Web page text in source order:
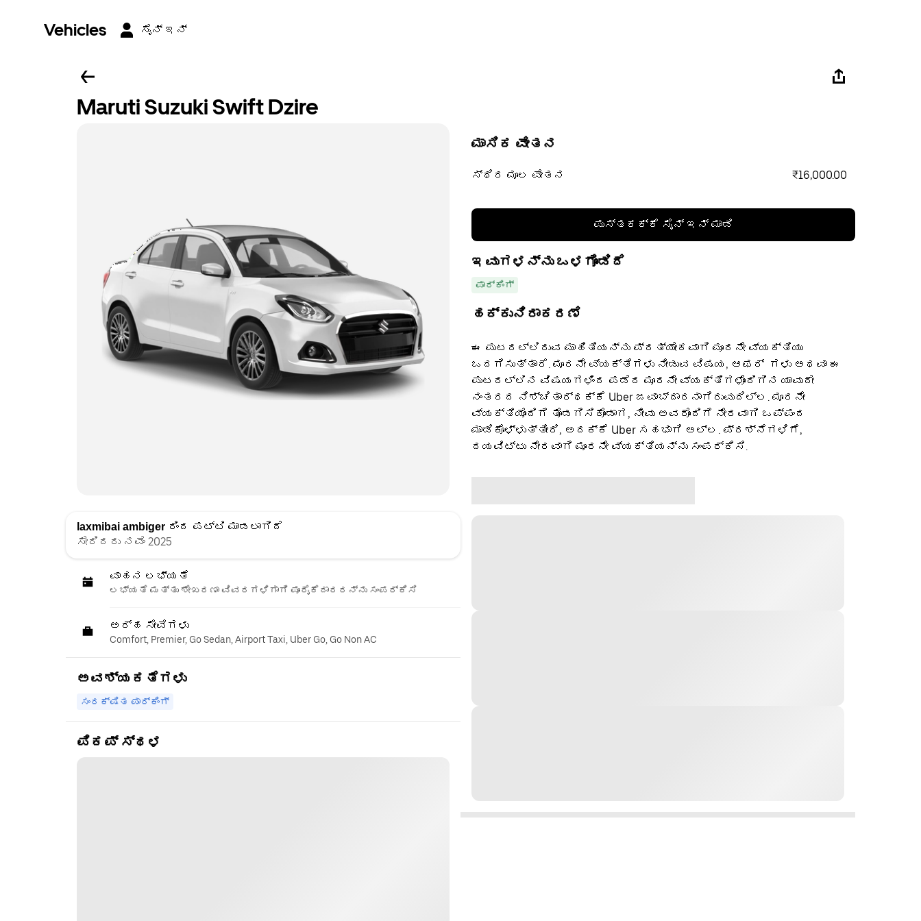
Vehicles ಸೈನ್ ಇನ್
Maruti Suzuki Swift Dzire
laxmibai ambiger ರಿಂದ ಪಟ್ಟಿ ಮಾಡಲಾಗಿದೆ
ಸೇರಿದರು ನವೆಂ 2025
ವಾಹನ ಲಭ್ಯತೆ
ಲಭ್ಯತೆ ಮತ್ತು ಶೇಖರಣಾ ವಿವರಗಳಿಗಾಗಿ ಪೂರೈಕೆದಾರರನ್ನು ಸಂಪರ್ಕಿಸಿ
ಅರ್ಹ ಸೇವೆಗಳು
Comfort, Premier, Go Sedan, Airport Taxi, Uber Go, Go Non AC
ಅವಶ್ಯಕತೆಗಳು
ಸಂರಕ್ಷಿತ ಪಾರ್ಕಿಂಗ್
ಪಿಕಪ್ ಸ್ಥಳ
ಮಾಸಿಕ ವೇತನ
ಸ್ಥಿರ ಮೂಲ ವೇತನ ₹16,000.00
ಪುಸ್ತಕಕ್ಕೆ ಸೈನ್ ಇನ್ ಮಾಡಿ
ಇವುಗಳನ್ನು ಒಳಗೊಂಡಿದೆ
ಪಾರ್ಕಿಂಗ್
ಹಕ್ಕುನಿರಾಕರಣೆ
ಈ ಪುಟದಲ್ಲಿರುವ ಮಾಹಿತಿಯನ್ನು ಪ್ರತ್ಯೇಕವಾಗಿ ಮೂರನೇ ವ್ಯಕ್ತಿಯು
ಒದಗಿಸುತ್ತಾರೆ. ಮೂರನೇ ವ್ಯಕ್ತಿಗಳು ನೀಡುವ ವಿಷಯ, ಆಫರ್ ‌ ಗಳು ಅಥವಾ ಈ
ಪುಟದಲ್ಲಿನ ವಿಷಯಗಳಿಂದ ಪಡೆದ ಮೂರನೇ ವ್ಯಕ್ತಿಗಳೊಂದಿಗಿನ ಯಾವುದೇ
ನಂತರದ ನಿಶ್ಚಿತಾರ್ಥಕ್ಕೆ Uber ಜವಾಬ್ದಾರನಾಗಿರುವುದಿಲ್ಲ. ಮೂರನೇ
ವ್ಯಕ್ತಿಯೊಂದಿಗೆ ತೊಡಗಿಸಿಕೊಂಡಾಗ, ನೀವು ಅವರೊಂದಿಗೆ ನೇರವಾಗಿ ಒಪ್ಪಂದ
ಮಾಡಿಕೊಳ್ಳುತ್ತೀರಿ, ಅದಕ್ಕೆ Uber ಸಹಭಾಗಿ ಅಲ್ಲ. ಪ್ರಶ್ನೆಗಳಿಗೆ,
ದಯವಿಟ್ಟು ನೇರವಾಗಿ ಮೂರನೇ ವ್ಯಕ್ತಿಯನ್ನು ಸಂಪರ್ಕಿಸಿ.